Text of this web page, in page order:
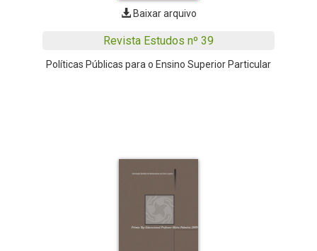
Baixar arquivo
Revista Estudos nº 39
Políticas Públicas para o Ensino Superior Particular